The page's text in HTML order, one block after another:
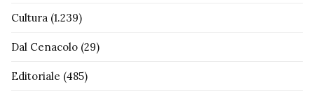
Cultura (1.239)
Dal Cenacolo (29)
Editoriale (485)